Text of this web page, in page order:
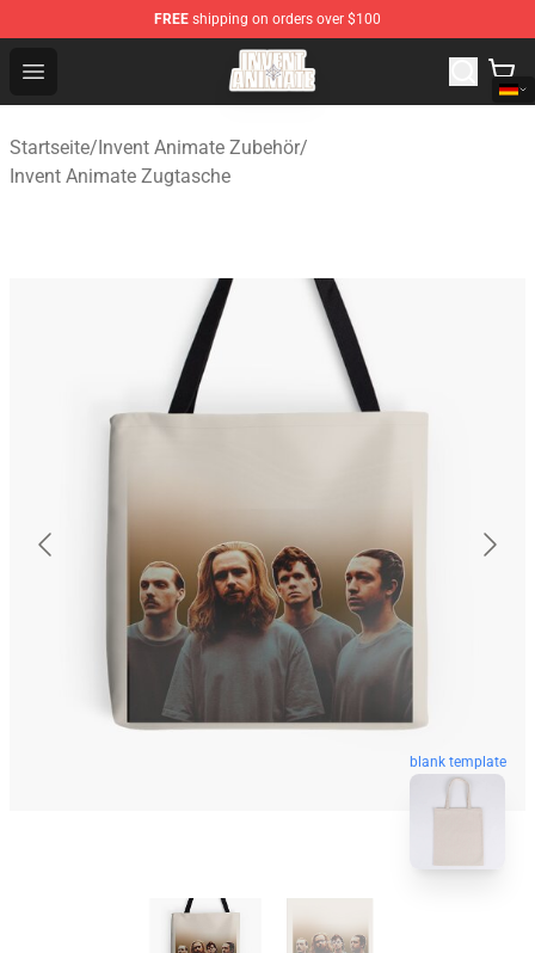
FREE shipping on orders over $100
Open menu
Invent Animate Shop - Official Invent Animate
Startseite/Invent Animate Zubehör/
Invent Animate Zugtasche
blank template